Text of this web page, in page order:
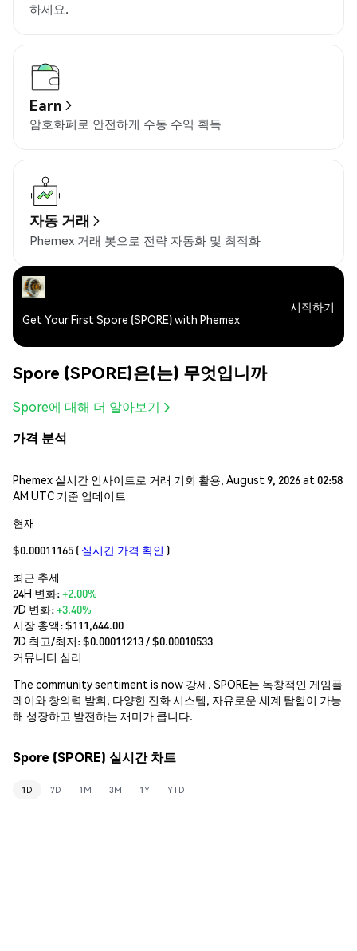
하세요.
Earn
암호화폐로 안전하게 수동 수익 획득
자동 거래
Phemex 거래 봇으로 전략 자동화 및 최적화
Get Your First Spore (SPORE) with Phemex
시작하기
Spore (SPORE)은(는) 무엇입니까
Spore에 대해 더 알아보기
가격 분석
Phemex 실시간 인사이트로 거래 기회 활용, August 9, 2026 at 02:58
AM UTC 기준 업데이트
현재
$0.00011165 ( 실시간 가격 확인 )
최근 추세
24H 변화:+2.00%
7D 변화:+3.40%
시장 총액:$111,644.00
7D 최고/최저: $0.00011213/ $0.00010533
커뮤니티 심리
The community sentiment is now 강세. SPORE는 독창적인 게임플
레이와 창의력 발휘, 다양한 진화 시스템, 자유로운 세계 탐험이 가능
해 성장하고 발전하는 재미가 큽니다.
Spore (SPORE) 실시간 차트
1D 7D 1M 3M 1Y YTD